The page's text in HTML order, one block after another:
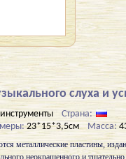
слуха и
Страна:
23*15*3,5см Масса:
металлические пластины,
неокрашенного и